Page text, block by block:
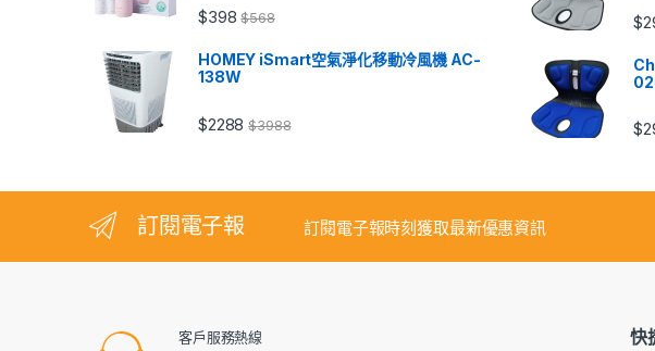
$398 $568
HOMEY iSmart空氣淨化移動冷風機 AC-
138W
$2288 $3988
$
$
訂閱電子報 訂閱電子報時刻獲取最新優惠資訊
客戶服務熱線 快